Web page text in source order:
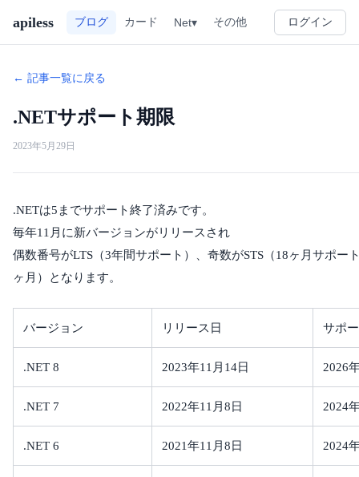
apiless ブログ カード Net▾ その他 ログイン
← 記事一覧に戻る
.NETサポート期限
2023年5月29日
.NETは5までサポート終了済みです。
毎年11月に新バージョンがリリースされ
偶数番号がLTS（3年間サポート）、奇数がSTS（18ヶ月サポー
ヶ月）となります。
バージョン リリース日 サポ
.NET 8 2023年11月14日 2026
.NET 7 2022年11月8日 2024
.NET 6 2021年11月8日 2024